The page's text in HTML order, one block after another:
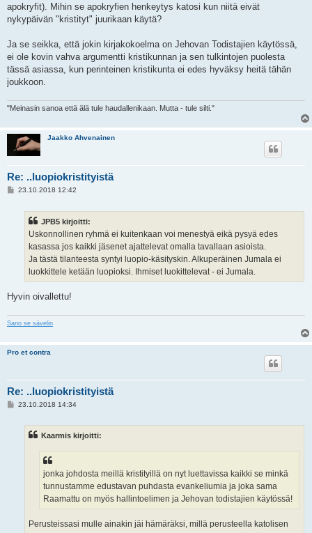
apokryfit). Mihin se apokryfien henkeytys katosi kun niitä eivät
nykypäivän "kristityt" juurikaan käytä?
Ja se seikka, että jokin kirjakokoelma on Jehovan Todistajien käytössä,
ei ole kovin vahva argumentti kristikunnan ja sen tulkintojen puolesta
tässä asiassa, kun perinteinen kristikunta ei edes hyväksy heitä tähän
joukkoon.
"Meinasin sanoa että älä tule haudallenikaan. Mutta - tule silti."
Jaakko Ahvenainen
Re: ..luopiokristityistä
V23.10.2018 12:42
JPB5 kirjoitti:
Uskonnollinen ryhmä ei kuitenkaan voi menestyä eikä pysyä edes
kasassa jos kaikki jäsenet ajattelevat omalla tavallaan asioista.
Ja tästä tilanteesta syntyi luopio-käsityskin. Alkuperäinen Jumala ei
luokkittele ketään luopioksi. Ihmiset luokittelevat - ei Jumala.
Hyvin oivallettu!
Sano se sävelin
Pro et contra
Re: ..luopiokristityistä
V23.10.2018 14:34
Kaarmis kirjoitti:
jonka johdosta meillä kristityillä on nyt luettavissa kaikki se minkä
tunnustamme edustavan puhdasta evankeliumia ja joka sama
Raamattu on myös hallintoelimen ja Jehovan todistajien käytössä!
Perusteissasi mulle ainakin jäi hämäräksi, millä perusteella katolisen